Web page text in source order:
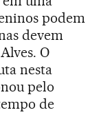
podem
devem
O
nesta
pelo
de